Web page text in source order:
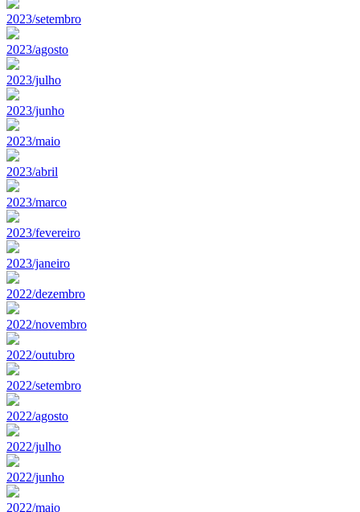
2023/setembro
2023/agosto
2023/julho
2023/junho
2023/maio
2023/abril
2023/marco
2023/fevereiro
2023/janeiro
2022/dezembro
2022/novembro
2022/outubro
2022/setembro
2022/agosto
2022/julho
2022/junho
2022/maio